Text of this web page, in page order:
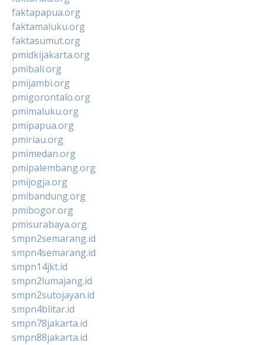
faktapapua.org
faktamaluku.org
faktasumut.org
pmidkijakarta.org
pmibali.org
pmijambi.org
pmigorontalo.org
pmimaluku.org
pmipapua.org
pmiriau.org
pmimedan.org
pmipalembang.org
pmijogja.org
pmibandung.org
pmibogor.org
pmisurabaya.org
smpn2semarang.id
smpn4semarang.id
smpn14jkt.id
smpn2lumajang.id
smpn2sutojayan.id
smpn4blitar.id
smpn78jakarta.id
smpn88jakarta.id